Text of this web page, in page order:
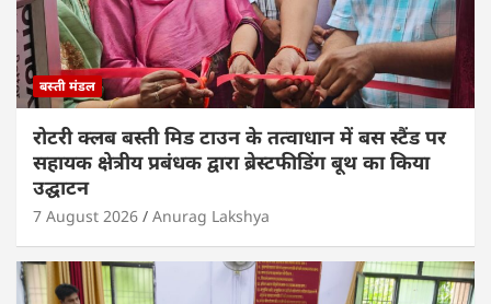
बस्ती मंडल
रोटरी क्लब बस्ती मिड टाउन के तत्वाधान में बस स्टैंड पर
सहायक क्षेत्रीय प्रबंधक द्वारा ब्रेस्टफीडिंग बूथ का किया
उद्घाटन
7 August 2026 Anurag Lakshya